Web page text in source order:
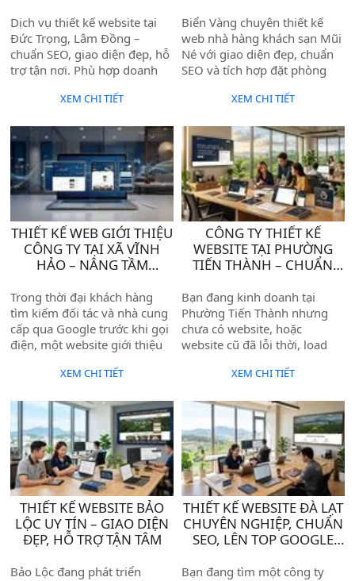
Dịch vụ thiết kế website tại
Đức Trọng, Lâm Đồng –
chuẩn SEO, giao diện đẹp, hỗ
trợ tận nơi. Phù hợp doanh
lịch khu vực.XEM CHI TIẾT
TRỰC TUYẾN TIỆN ÍCH
Biển Vàng chuyên thiết kế
web nhà hàng khách sạn Mũi
Né với giao diện đẹp, chuẩn
SEO và tích hợp đặt phòng
bạn tiếp cận khách hàng
XEM CHI TIẾT
THIẾT KẾ WEB GIỚI THIỆU
CÔNG TY TẠI XÃ VĨNH
HẢO – NÂNG TẦM
NGHIỆP
Trong thời đại khách hàng
tìm kiếm đối tác và nhà cung
cấp qua Google trước khi gọi
điện, một website giới thiệu
còn là "có thì tốt" — mà là
được tin tưởng và lựa chọn.
Nếu bạn đang kinh doanh tại
xã Vĩnh Hảo mà chưa có
website, hoặc website cũ đã
lỗi thời, bạn đang để đối thủ
vượt lên phía trước mỗi ngày.
XEM CHI TIẾT
CÔNG TY THIẾT KẾ
WEBSITE TẠI PHƯỜNG
TIẾN THÀNH – CHUẨN
DOANH NGHIỆP
Bạn đang kinh doanh tại
Phường Tiến Thành nhưng
chưa có website, hoặc
website cũ đã lỗi thời, load
từ Google? Đây là bài toán
tại Lâm Đồng đang gặp phải
— và Biển Vàng chính là đơn
vị giúp bạn giải quyết triệt để
vấn đề đó.
XEM CHI TIẾT
THIẾT KẾ WEBSITE BẢO
LỘC UY TÍN – GIAO DIỆN
ĐẸP, HỖ TRỢ TẬN TÂM
Bảo Lộc đang phát triển
THIẾT KẾ WEBSITE ĐÀ LẠT
CHUYÊN NGHIỆP, CHUẨN
SEO, LÊN TOP GOOGLE
Bạn đang tìm một công ty